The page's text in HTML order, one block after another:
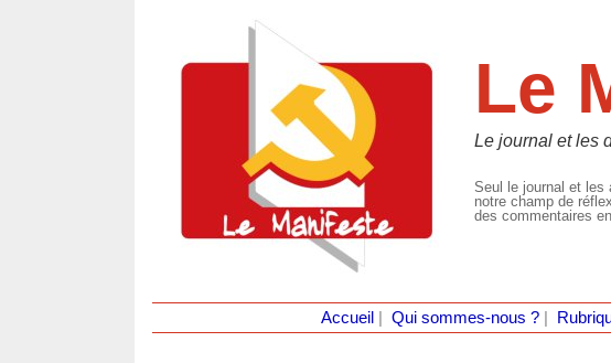
Le
Le journal et les
Seul le journal et les
notre champ de
des commentaires
Accueil Qui sommes-nous ?|